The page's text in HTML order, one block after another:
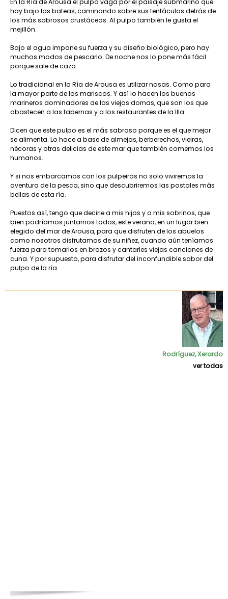
En la Ría de Arousa el pulpo vaga por el paisaje submarino que
hay bajo las bateas, caminando sobre sus tentáculos detrás de
los más sabrosos crustáceos. Al pulpo también le gusta el
mejillón.
Bajo el agua impone su fuerza y su diseño biológico, pero hay
muchos modos de pescarlo. De noche nos lo pone más fácil
porque sale de caza.
Lo tradicional en la Ría de Arousa es utilizar nasas. Como para
la mayor parte de los mariscos. Y así lo hacen los buenos
marineros dominadores de las viejas dornas, que son los que
abastecen a las tabernas y a los restaurantes de la Illa.
Dicen que este pulpo es el más sabroso porque es el que mejor
se alimenta. Lo hace a base de almejas, berberechos, vieiras,
nécoras y otras delicias de este mar que también comemos los
humanos.
Y si nos embarcamos con los pulpeiros no solo viviremos la
aventura de la pesca, sino que descubriremos las postales más
bellas de esta ría.
Puestos así, tengo que decirle a mis hijos y a mis sobrinos, que
bien podríamos juntarnos todos, este verano, en un lugar bien
elegido del mar de Arousa, para que disfruten de los abuelos
como nosotros disfrutamos de su niñez, cuando aún teníamos
fuerza para tomarlos en brazos y cantarles viejas canciones de
cuna. Y por supuesto, para disfrutar del inconfundible sabor del
pulpo de la ría.
Rodríguez, Xerardo
ver todas